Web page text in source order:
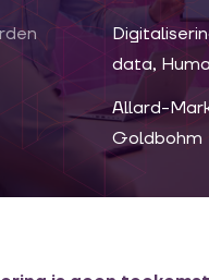
data,
Allard-
Goldbohm